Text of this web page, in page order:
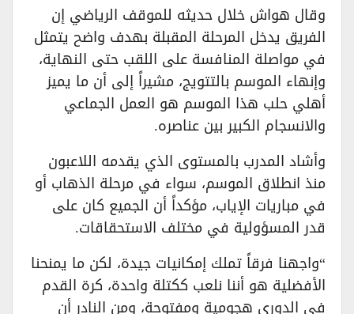
وقال هواش خلال حديثه للموقف الرياضي إن
الفريق يدخل المرحلة المقبلة بهدف واضح يتمثل
في مواصلة المنافسة على اللقب حتى النهاية،
وإنهاء الموسم بالتتويج، مشيراً إلى أن ما يميز
أهلي حلب هذا الموسم هو العمل الجماعي
والانسجام الكبير بين عناصره.
وأشاد المدرب بالمستوى الذي يقدمه اللاعبون
منذ انطلاق الموسم، سواء في مرحلة الذهاب أو
في مباريات الإياب، مؤكداً أن الجميع كان على
قدر المسؤولية في مختلف الاستحقاقات.
“واجهنا فرقاً تملك إمكانيات جيدة، لكن ما يمنحنا
الأفضلية هو أننا نلعب ككتلة واحدة، كرة القدم
في الدوري هجومية ومفتوحة، ومن النادر أن